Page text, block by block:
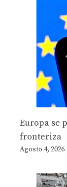
Europa se
fronteriza
Agosto 4, 2026